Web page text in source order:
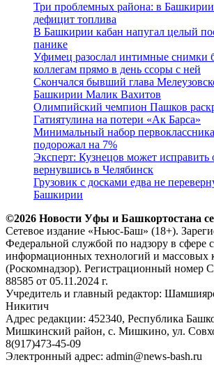
Три проблемных района: в Башкирии
дефицит топлива
В Башкирии кабан напугал целый
панике
Уфимец разослал интимные снимки
коллегам прямо в день ссоры с ней
Скончался бывший глава
Башкирии Малик Вахитов
Олимпийский чемпион Пашков
Гатиятулина на потери «Ак Барса»
Минимальный набор
подорожал на 7%
Эксперт: Кузнецов может
вернувшись в Челябинск
Грузовик с досками едва не
Башкирии
©2026 Новости Уфы и Башкортостана
Сетевое издание «Ньюс-Баш» (18+).
Федеральной службой по надзору в сфере
информационных технологий и массовых
(Роскомнадзор). Регистрационный
88585 от 05.11.2024 г.
Учредитель и главный редактор:
Никитич
Адрес редакции: 452340, Республика
Мишкинский район, с. Мишкино, ул.
8(917)473-45-09
Электронный адрес: admin@news-bash.ru